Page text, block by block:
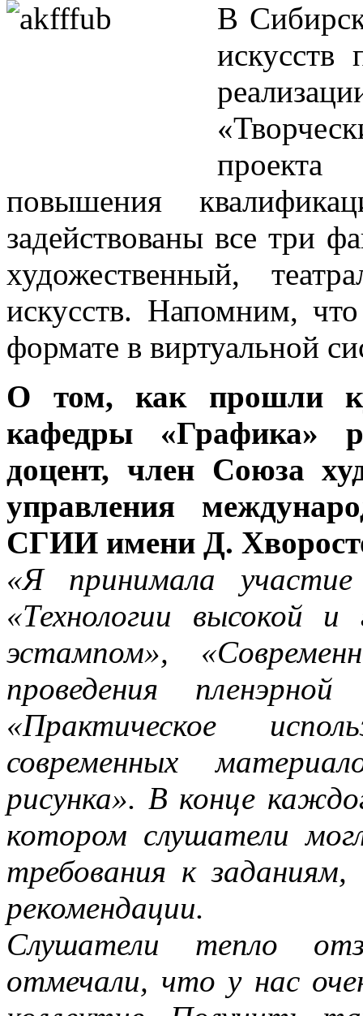
В
искусств
проекта
повышения
задействованы все три
художественный,
искусств. Напомним,
формате в виртуальной
О том, как прошли
кафедры «Графика»
доцент, член Союза
управления
СГИИ имени Д.
«Я принимала
«Технологии высокой
эстампом»,
проведения
«Практическое
современных
рисунка». В конце
котором слушатели
требования к
рекомендации.
Слушатели тепло
отмечали, что у нас